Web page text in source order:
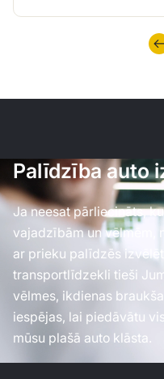
Palīdzība auto
Ja neesat pārliecināts,
vajadzībām un vēlmēm,
ar prieku palīdzēs
transportlīdzekli tieši
vēlmes, ikdienas
iespējas, lai piedāvātu
mūsu plašā auto klāsta.